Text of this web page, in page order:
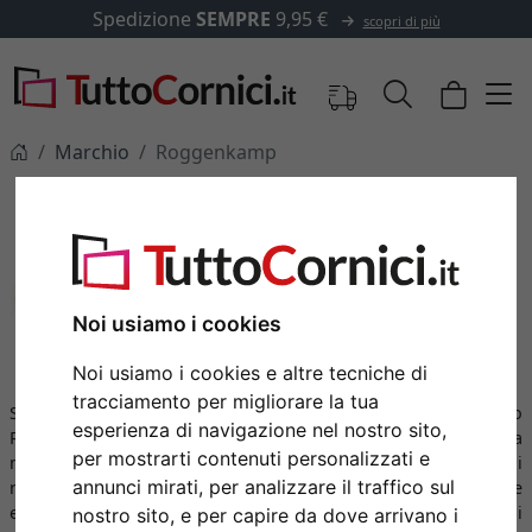
Noi usiamo i cookies
Noi usiamo i cookies e altre tecniche di
tracciamento per migliorare la tua
esperienza di navigazione nel nostro sito,
per mostrarti contenuti personalizzati e
annunci mirati, per analizzare il traffico sul
nostro sito, e per capire da dove arrivano i
SEMPRE9,95 € scopri di più
Marchio Roggenkamp
Cornici per foto del marchio Roggenkamp
Sin dalla sua fondazione nel1969, il marchio tedesco
Roggenkamp si è affermato nel mercato della cornice e non ha
mai cessato di sviluppare prodotti dialta qualità , in grado di
rispondere alle richieste di una clientela particolarmente
esigente. Grazie allecomprovate capacità tecniche, frutto di